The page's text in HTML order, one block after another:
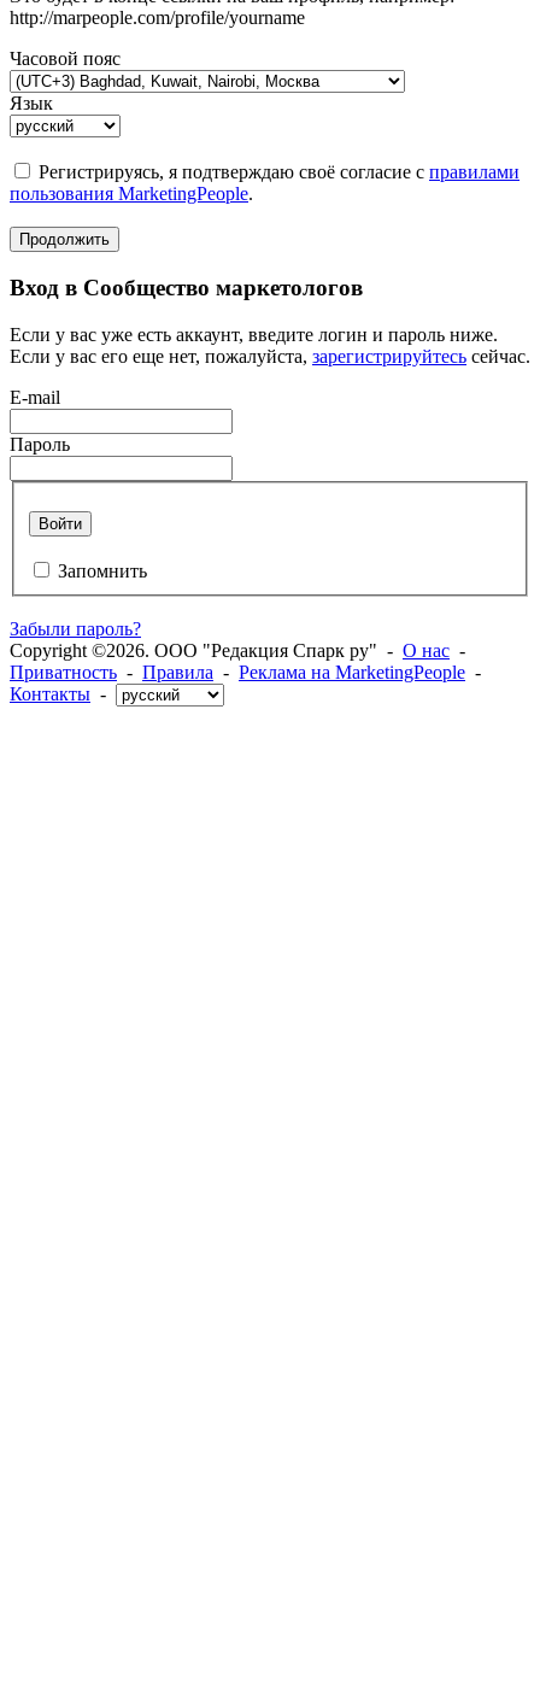
http://marpeople.com/profile/yourname
Часовой пояс
Язык
Регистрируясь, я подтверждаю своё согласие с правилами
пользования MarketingPeople.
Продолжить
Вход в Сообщество маркетологов
Если у вас уже есть аккаунт, введите логин и пароль ниже.
Если у вас его еще нет, пожалуйста, зарегистрируйтесь сейчас.
E-mail
Пароль
Войти
Запомнить
Забыли пароль?
Copyright ©2026. ООО "Редакция Спарк ру" - О нас -
Приватность - Правила - Реклама на MarketingPeople -
Контакты -